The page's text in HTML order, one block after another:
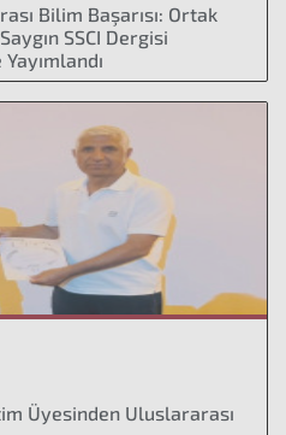
Bilim Başarısı: Ortak
SSCI Dergisi
Üyesinden Uluslararası